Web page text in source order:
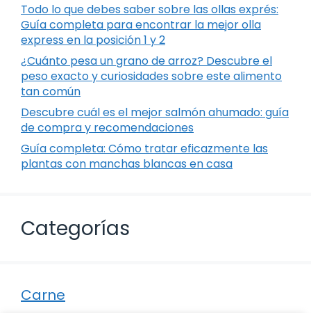
Todo lo que debes saber sobre las ollas exprés:
Guía completa para encontrar la mejor olla
express en la posición 1 y 2
¿Cuánto pesa un grano de arroz? Descubre el
peso exacto y curiosidades sobre este alimento
tan común
Descubre cuál es el mejor salmón ahumado: guía
de compra y recomendaciones
Guía completa: Cómo tratar eficazmente las
plantas con manchas blancas en casa
Categorías
Carne